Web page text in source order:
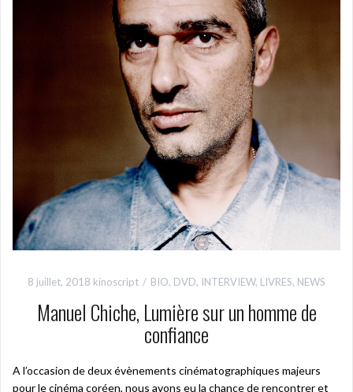
8 juillet, 2018 kinoscript BIO, DVD, INTERVIEW, LIVRES, NEWS
Manuel Chiche, Lumière sur un homme de
confiance
A l’occasion de deux évènements cinématographiques majeurs
pour le cinéma coréen, nous avons eu la chance de rencontrer et